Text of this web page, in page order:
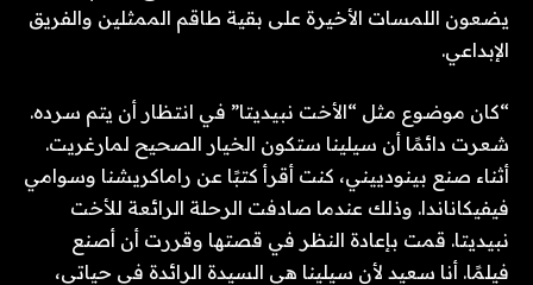
يضعون اللمسات الأخيرة على بقية طاقم الممثلين والفريق
الإبداعي.
“كان موضوع مثل “الأخت نبيديتا” في انتظار أن يتم سرده.
شعرت دائمًا أن سيلينا ستكون الخيار الصحيح لمارغريت.
أثناء صنع بينودييني، كنت أقرأ كتبًا عن راماكريشنا وسوامي
فيفيكاناندا. وذلك عندما صادفت الرحلة الرائعة للأخت
نبيديتا. قمت بإعادة النظر في قصتها وقررت أن أصنع
فيلمًا. أنا سعيد لأن سيلينا هي السيدة الرائدة في حياتي،